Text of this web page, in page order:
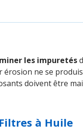
les impuretés
ne se
doivent être
à Huile